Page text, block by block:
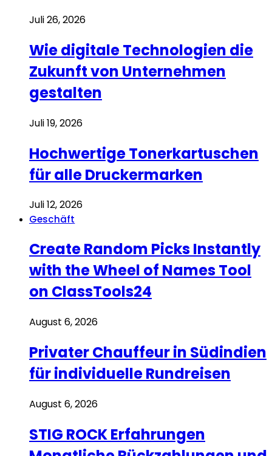
Juli 26, 2026
Wie digitale Technologien die
Zukunft von Unternehmen
gestalten
Juli 19, 2026
Hochwertige Tonerkartuschen
für alle Druckermarken
Juli 12, 2026
Geschäft
Create Random Picks Instantly
with the Wheel of Names Tool
on ClassTools24
August 6, 2026
Privater Chauffeur in Südindien
für individuelle Rundreisen
August 6, 2026
STIG ROCK Erfahrungen